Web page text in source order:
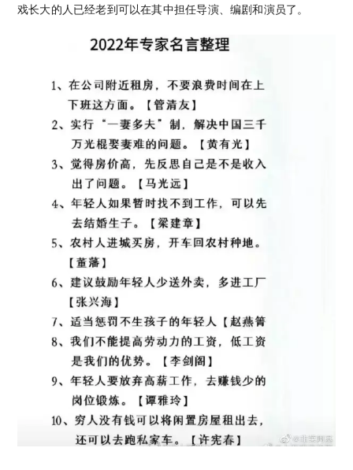
戏长大的人已经老到可以在其中担任导演、编剧和演员了。